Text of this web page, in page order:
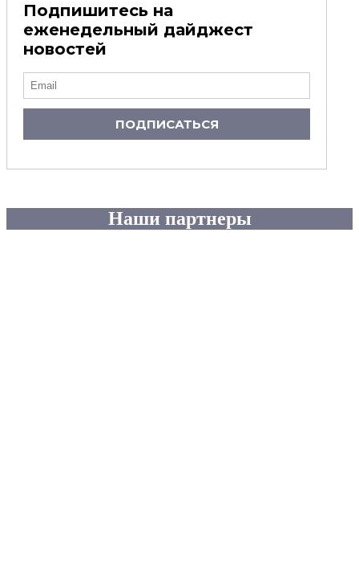
Подпишитесь на
еженедельный дайджест
новостей
ПОДПИСАТЬСЯ
Наши партнеры